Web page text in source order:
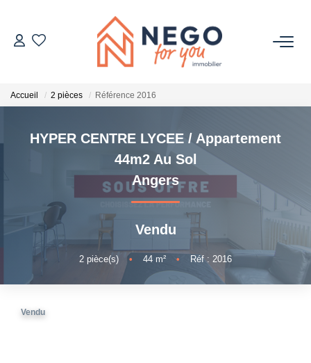
ACHETER
OFF MARKET
IMMOBILIER PRO
À PROPOS
Accueil 2 pièces Référence 2016
HYPER CENTRE LYCEE / Appartement
44m2 Au Sol
Angers
Vendu
2 pièce(s) • 44 m² • Réf : 2016
Vendu